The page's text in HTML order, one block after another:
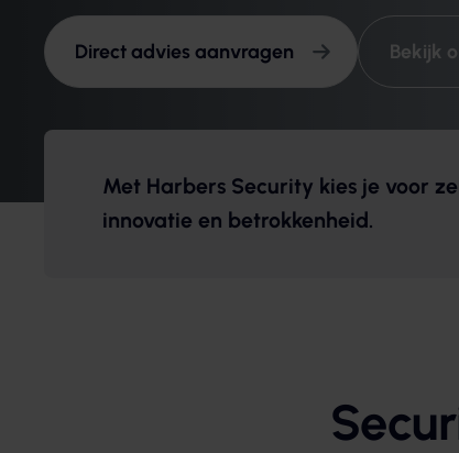
Direct advies aanvragen Bekijk
Met Harbers Security kies je voor
innovatie en betrokkenheid.